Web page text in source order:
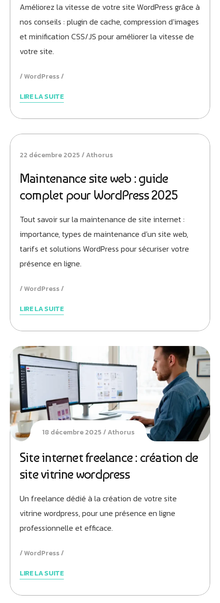
Améliorez la vitesse de votre site WordPress grâce à
nos conseils : plugin de cache, compression d’images
et minification CSS/JS pour améliorer la vitesse de
votre site.
WordPress
LIRE LA SUITE
22 décembre 2025 Athorus
Maintenance site web : guide
complet pour WordPress 2025
Tout savoir sur la maintenance de site internet :
importance, types de maintenance d’un site web,
tarifs et solutions WordPress pour sécuriser votre
présence en ligne.
WordPress
LIRE LA SUITE
18 décembre 2025 Athorus
Site internet freelance : création de
site vitrine wordpress
Un freelance dédié à la création de votre site
vitrine wordpress, pour une présence en ligne
professionnelle et efficace.
WordPress
LIRE LA SUITE
Athobot
Bienvenue chez Athorus Digital
projet.
dessous :